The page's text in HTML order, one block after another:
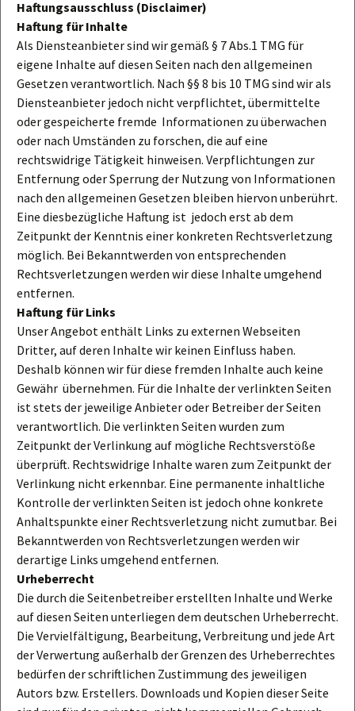
Haftungsausschluss (Disclaimer)
Haftung für Inhalte
Als Diensteanbieter sind wir gemäß § 7 Abs.1 TMG für
eigene Inhalte auf diesen Seiten nach den allgemeinen
Gesetzen verantwortlich. Nach §§ 8 bis 10 TMG sind wir als
Diensteanbieter jedoch nicht verpflichtet, übermittelte
oder gespeicherte fremde Informationen zu überwachen
oder nach Umständen zu forschen, die auf eine
rechtswidrige Tätigkeit hinweisen. Verpflichtungen zur
Entfernung oder Sperrung der Nutzung von Informationen
nach den allgemeinen Gesetzen bleiben hiervon unberührt.
Eine diesbezügliche Haftung ist jedoch erst ab dem
Zeitpunkt der Kenntnis einer konkreten Rechtsverletzung
möglich. Bei Bekanntwerden von entsprechenden
Rechtsverletzungen werden wir diese Inhalte umgehend
entfernen.
Haftung für Links
Unser Angebot enthält Links zu externen Webseiten
Dritter, auf deren Inhalte wir keinen Einfluss haben.
Deshalb können wir für diese fremden Inhalte auch keine
Gewähr übernehmen. Für die Inhalte der verlinkten Seiten
ist stets der jeweilige Anbieter oder Betreiber der Seiten
verantwortlich. Die verlinkten Seiten wurden zum
Zeitpunkt der Verlinkung auf mögliche Rechtsverstöße
überprüft. Rechtswidrige Inhalte waren zum Zeitpunkt der
Verlinkung nicht erkennbar. Eine permanente inhaltliche
Kontrolle der verlinkten Seiten ist jedoch ohne konkrete
Anhaltspunkte einer Rechtsverletzung nicht zumutbar. Bei
Bekanntwerden von Rechtsverletzungen werden wir
derartige Links umgehend entfernen.
Urheberrecht
Die durch die Seitenbetreiber erstellten Inhalte und Werke
auf diesen Seiten unterliegen dem deutschen Urheberrecht.
Die Vervielfältigung, Bearbeitung, Verbreitung und jede Art
der Verwertung außerhalb der Grenzen des Urheberrechtes
bedürfen der schriftlichen Zustimmung des jeweiligen
Autors bzw. Erstellers. Downloads und Kopien dieser Seite